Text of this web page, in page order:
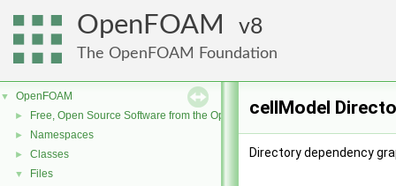
OpenFOAM 8
The OpenFOAM Foundation
▼ OpenFOAM
► Free, Open Source Software from the OpenFOAM Foundation
► Namespaces
► Classes
▼ Files
cellModel
Directory dependency